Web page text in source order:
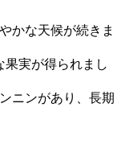
かな天候が続きま
果実が得られまし
ニンがあり、長期